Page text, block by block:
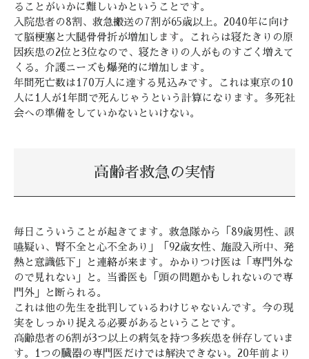
ることがいかに難しいかということです。
入院患者の8割、救急搬送の7割が65歳以上。2040年に向け
て脳梗塞と大腿骨骨折が増加します。これらは寝たきりの原
因疾患の2位と3位なので、寝たきりの人がものすごく増えて
くる。介護ニーズも爆発的に増加します。
年間死亡数は170万人に達する見込みです。これは東京の10
人に1人が1年間で死んじゃうという計算になります。多死社
会への準備をしていかないといけない。
高齢者救急の実情
毎日こういうことが起きてます。救急隊から「89歳男性、誤
嚥疑い、腎不全と心不全あり」「92歳女性、施設入所中、発
熱と意識低下」と連絡が来ます。かかりつけ医は「専門外な
ので見れない」と。当番医も「頭の問題かもしれないので専
門外」と断られる。
これは他の先生を批判しているわけじゃないんです。今の現
実をしっかり捉える必要があるということです。
高齢患者の6割が3つ以上の病気を持つ多疾患を併存していま
す。1つの臓器の専門医だけでは解決できない。20年前より